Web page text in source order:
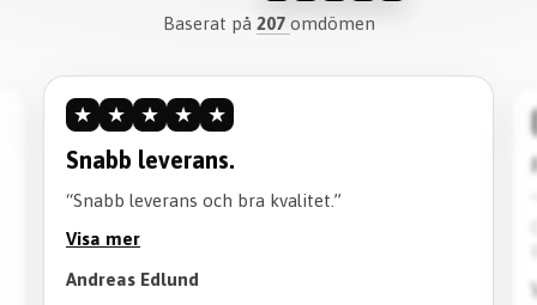
Baserat på 207 omdömen
★ ★ ★ ★ ★
Snabb leverans.
“Snabb leverans och bra kvalitet.”
Visa mer
Andreas Edlund